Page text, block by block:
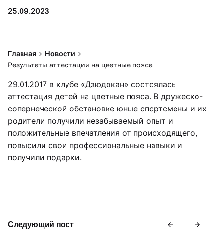
25.09.2023
Главная
Новости
Результаты аттестации на цветные пояса
29.01.2017 в клубе «Дзюдокан» состоялась
аттестация детей на цветные пояса. В дружеско-
сопернеческой обстановке юные спортсмены и их
родители получили незабываемый опыт и
положительные впечатления от происходящего,
повысили свои профессиональные навыки и
получили подарки.
Следующий пост